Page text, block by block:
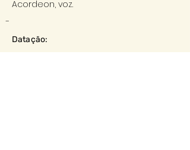
Acordeon, voz.
-
Datação: